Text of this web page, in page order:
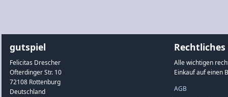
gutspiel
Felicitas Drescher
Ofterdinger Str. 10
72108 Rottenburg
Deutschland
Rechtliches
Alle wichtigen
Einkauf auf einen
AGB